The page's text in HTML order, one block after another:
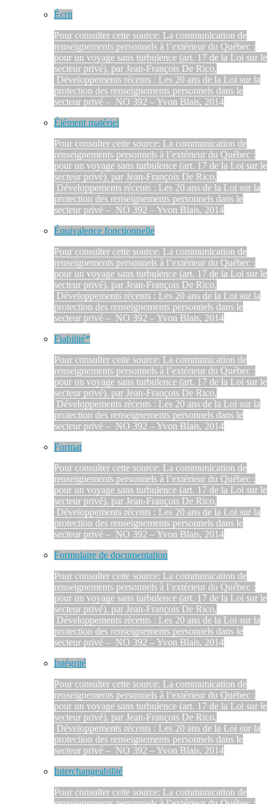
Écrit
Pour consulter cette source: La communication de
renseignements personnels à l’extérieur du Québec :
pour un voyage sans turbulence (art. 17 de la Loi sur le
secteur privé), par Jean-François De Rico,
Développements récents : Les 20 ans de la Loi sur la
protection des renseignements personnels dans le
secteur privé – NO 392 – Yvon Blais, 2014
Élément matériel
Pour consulter cette source: La communication de
renseignements personnels à l’extérieur du Québec :
pour un voyage sans turbulence (art. 17 de la Loi sur le
secteur privé), par Jean-François De Rico,
Développements récents : Les 20 ans de la Loi sur la
protection des renseignements personnels dans le
secteur privé – NO 392 – Yvon Blais, 2014
Équivalence fonctionnelle
Pour consulter cette source: La communication de
renseignements personnels à l’extérieur du Québec :
pour un voyage sans turbulence (art. 17 de la Loi sur le
secteur privé), par Jean-François De Rico,
Développements récents : Les 20 ans de la Loi sur la
protection des renseignements personnels dans le
secteur privé – NO 392 – Yvon Blais, 2014
Fiabilité*
Pour consulter cette source: La communication de
renseignements personnels à l’extérieur du Québec :
pour un voyage sans turbulence (art. 17 de la Loi sur le
secteur privé), par Jean-François De Rico,
Développements récents : Les 20 ans de la Loi sur la
protection des renseignements personnels dans le
secteur privé – NO 392 – Yvon Blais, 2014
Format
Pour consulter cette source: La communication de
renseignements personnels à l’extérieur du Québec :
pour un voyage sans turbulence (art. 17 de la Loi sur le
secteur privé), par Jean-François De Rico,
Développements récents : Les 20 ans de la Loi sur la
protection des renseignements personnels dans le
secteur privé – NO 392 – Yvon Blais, 2014
Formulaire de documentation
Pour consulter cette source: La communication de
renseignements personnels à l’extérieur du Québec :
pour un voyage sans turbulence (art. 17 de la Loi sur le
secteur privé), par Jean-François De Rico,
Développements récents : Les 20 ans de la Loi sur la
protection des renseignements personnels dans le
secteur privé – NO 392 – Yvon Blais, 2014
Intégrité
Pour consulter cette source: La communication de
renseignements personnels à l’extérieur du Québec :
pour un voyage sans turbulence (art. 17 de la Loi sur le
secteur privé), par Jean-François De Rico,
Développements récents : Les 20 ans de la Loi sur la
protection des renseignements personnels dans le
secteur privé – NO 392 – Yvon Blais, 2014
Interchangeabilité
Pour consulter cette source: La communication de